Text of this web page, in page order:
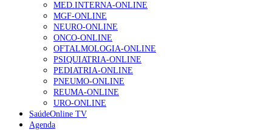
1.º Episódio do Podcast “Frequência Cardio – Sintoniza-
te na Insuficiência Cardíaca” da Bayer
99 visualizações
“Os programas de rastreio do cancro do pulmão são
custo-efetivos e representam um investimento
sustentável para os sistemas de saúde”
88 visualizações
MED.INTERNA-ONLINE
MGF-ONLINE
NEURO-ONLINE
ONCO-ONLINE
OFTALMOLOGIA-ONLINE
PSIQUIATRIA-ONLINE
PEDIATRIA-ONLINE
PNEUMO-ONLINE
REUMA-ONLINE
URO-ONLINE
SaúdeOnline TV
Agenda